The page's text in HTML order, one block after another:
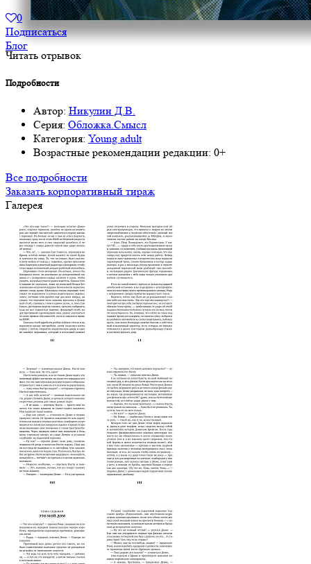
0
Подписаться
Блог
Читать отрывок
Подробности
Автор: Никулин Д.В.
Серия: Обложка.Смысл
Категория: Young adult
Возрастные рекомендации редакции: 0+
Все подробности
Заказать корпоративный тираж
Галерея